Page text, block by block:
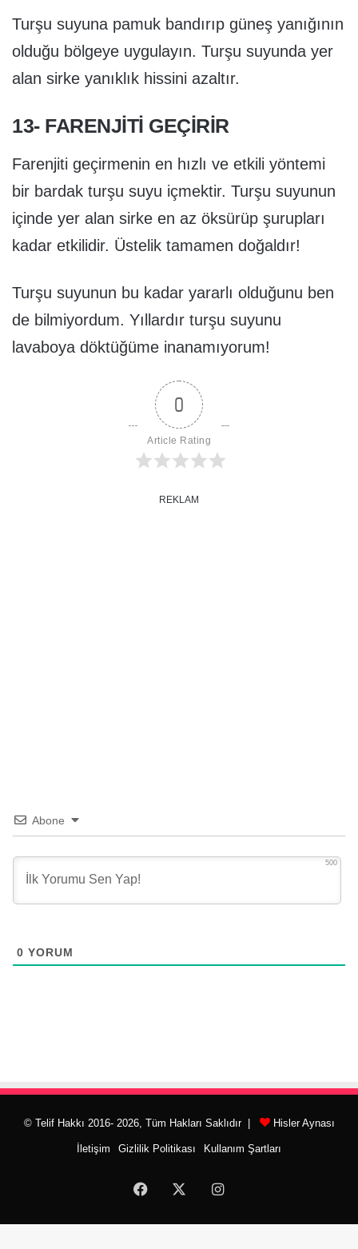
Turşu suyuna pamuk bandırıp güneş yanığının
olduğu bölgeye uygulayın. Turşu suyunda yer
alan sirke yanıklık hissini azaltır.
13- FARENJITI GEÇIRIR
Farenjiti geçirmenin en hızlı ve etkili yöntemi
bir bardak turşu suyu içmektir. Turşu suyunun
içinde yer alan sirke en az öksürüp şurupları
kadar etkilidir. Üstelik tamamen doğaldır!
Turşu suyunun bu kadar yararlı olduğunu ben
de bilmiyordum. Yıllardır turşu suyunu
lavaboya döktüğüme inanamıyorum!
0
Article Rating
REKLAM
Abone
500
0 YORUM
© Telif Hakkı 2016- 2026, Tüm Hakları Saklıdır | Hisler Aynası
İletişim Gizlilik Politikası Kullanım Şartları
Facebook Instagram